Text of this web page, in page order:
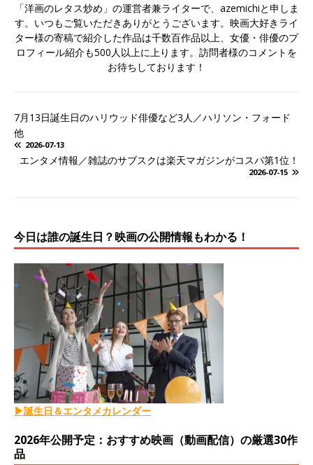
「洋画のレタス炒め」の運営者兼ライターで、azemichiと申しま
す。いつもご覧いただきありがとうございます。映画大好きライ
ター様の寄稿で紹介した作品は千数百作品以上、女優・俳優のプ
ロフィール紹介も500人以上に上ります。訪問者様のコメントを
お待ちしております！
7月13日誕生日のハリウッド俳優など3人／ハリソン・フォード
他
2026-07-13
エンタメ情報／雑誌のサブスクは楽天マガジンがコスパ第1位！
2026-07-15
今日は誰の誕生日？映画の公開情報もわかる！
▶誕生日＆エンタメカレンダー
2026年公開予定：おすすめ映画（動画配信）の厳選30作
品